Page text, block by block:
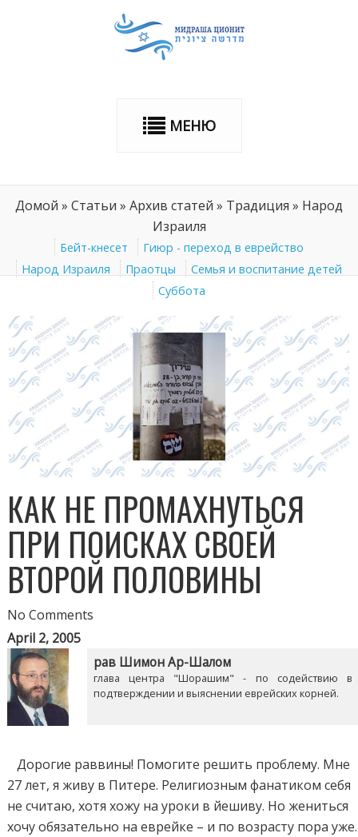
МЕНЮ
Домой » Статьи » Архив статей » Традиция » Народ
Израиля
Бейт-кнесет
Гиюр - переход в еврейство
Народ Израиля
Праотцы
Семья и воспитание детей
Суббота
КАК НЕ ПРОМАХНУТЬСЯ
ПРИ ПОИСКАХ СВОЕЙ
ВТОРОЙ ПОЛОВИНЫ
No Comments
April 2, 2005
рав Шимон Ар-Шалом
глава центра "Шорашим" - по содействию в
подтверждении и выяснении еврейских корней.
Дорогие раввины! Помогите решить проблему. Мне
27 лет, я живу в Питере. Религиозным фанатиком себя
не считаю, хотя хожу на уроки в йешиву. Но жениться
хочу обязательно на еврейке – и по возрасту пора уже.